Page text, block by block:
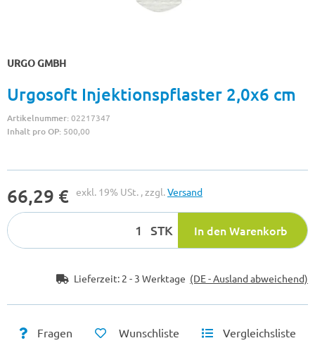
URGO GMBH
Urgosoft Injektionspflaster 2,0x6 cm
Artikelnummer:02217347
Inhalt pro OP: 500,00
66,29 € exkl. 19% USt. , zzgl.Versand
STK In den Warenkorb
Lieferzeit: 2 - 3 Werktage (DE - Ausland abweichend)
Fragen Wunschliste Vergleichsliste